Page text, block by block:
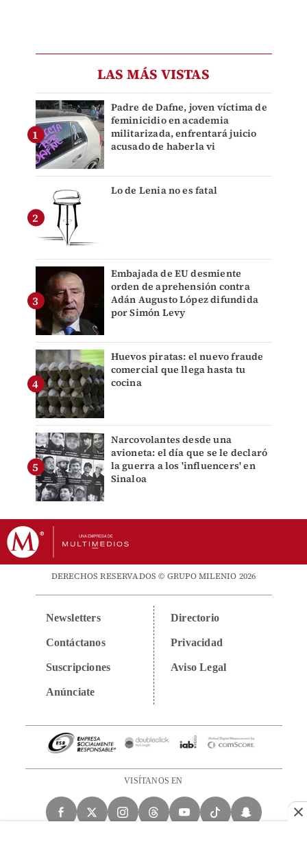
LAS MÁS VISTAS
Padre de Dafne, joven víctima de
feminicidio en academia
militarizada, enfrentará juicio
acusado de haberla vi
Lo de Lenia no es fatal
Embajada de EU desmiente
orden de aprehensión contra
Adán Augusto López difundida
por Simón Levy
Huevos piratas: el nuevo fraude
comercial que llega hasta tu
cocina
Narcovolantes desde una
avioneta: el día que se le declaró
la guerra a los 'influencers' en
Sinaloa
DERECHOS RESERVADOS © GRUPO MILENIO 2026
Newsletters
Contáctanos
Suscripciones
Anúnciate
Directorio
Privacidad
Aviso Legal
VISÍTANOS EN